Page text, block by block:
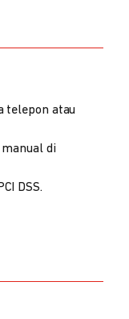
telepon atau
di
DSS.